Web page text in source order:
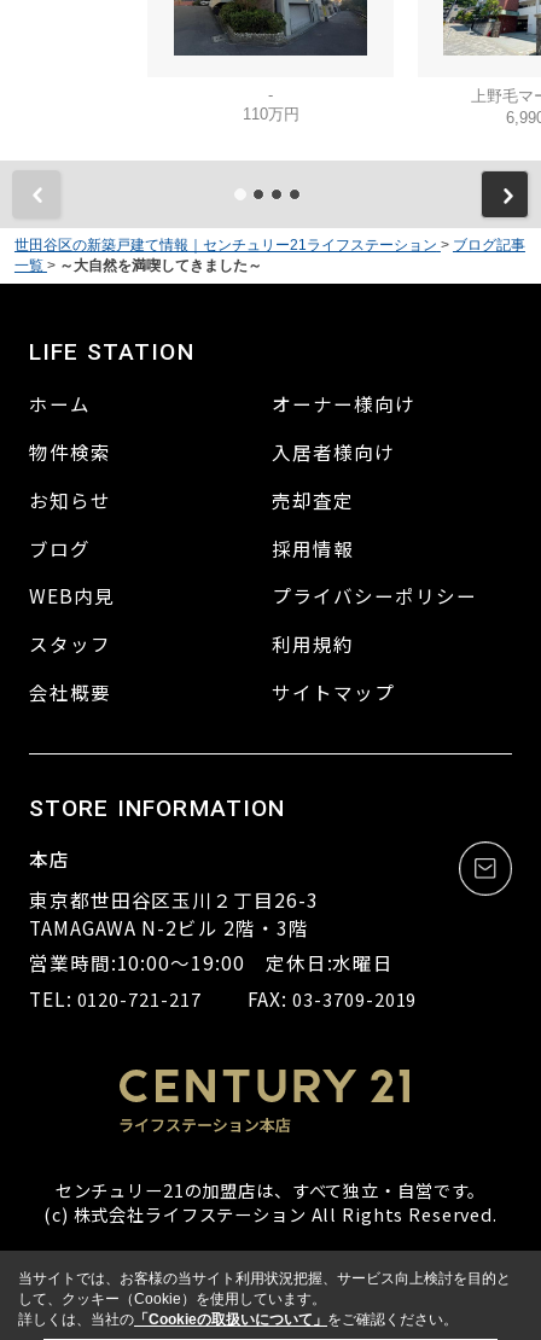
-
110万円
上野毛マ
世田谷区の新築戸建て情報｜センチュリー21ライフステーション > ブログ記事
一覧 > ～大自然を満喫してきました～
LIFE STATION
ホーム
物件検索
お知らせ
ブログ
WEB内見
スタッフ
会社概要
オーナー様向け
入居者様向け
売却査定
採用情報
プライバシーポリシー
利用規約
サイトマップ
STORE INFORMATION
本店
東京都世田谷区玉川２丁目26-3
TAMAGAWA N-2ビル 2階・3階
営業時間:10:00～19:00 定休日:水曜日
TEL: 0120-721-217 FAX:03-3709-2019
センチュリー21の加盟店は、すべて独立・自営です。
(c) 株式会社ライフステーション All Rights Reserved.
当サイトでは、お客様の当サイト利用状況把握、サービス向上検討を目的と
して、クッキー（Cookie）を使用しています。
詳しくは、当社の 「Cookieの取扱いについて」 をご確認ください。